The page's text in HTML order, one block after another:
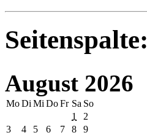
Seitenspalte:
August 2026
MoDi Mi DoFr Sa So
1
2
3
4 5 6 7 8
9